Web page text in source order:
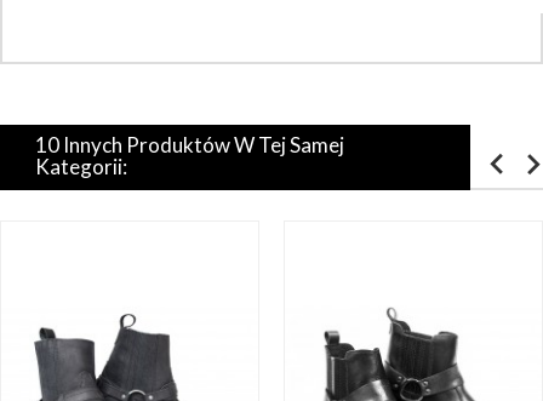
10 Innych Produktów W Tej Samej
Kategorii: